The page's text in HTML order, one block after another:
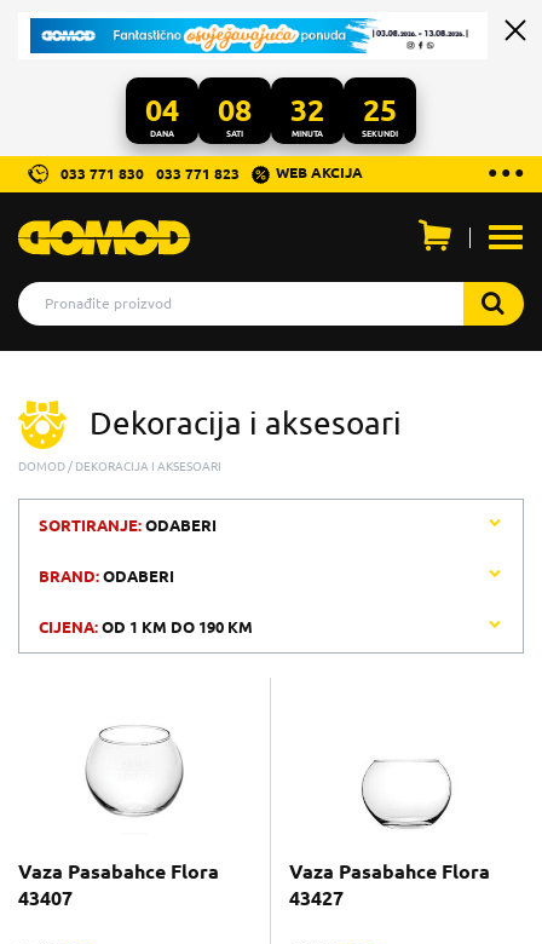
04
DANA
08
SATI
32
MINUTA
25
SEKUNDI
...
● ● ●
033 771 830 033 771 823 WEB AKCIJA
Dekoracija i aksesoari
DOMOD DEKORACIJA I AKSESOARI
SORTIRANJE:ODABERI
BRAND:ODABERI
CIJENA:OD 1 KM DO 190 KM
Vaza Pasabahce Flora
43407
Vaza Pasabahce Flora
43427